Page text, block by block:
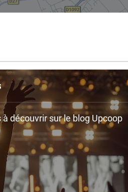
découvrir sur le blog Upcoop